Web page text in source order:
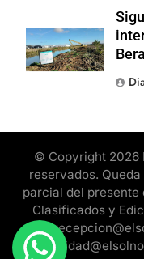
© Copyright 2026
reservados.
parcial del
Clasificados y